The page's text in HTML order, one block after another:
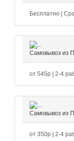
Бесплатно |
Самовывоз из
от 545р | 2-4
Самовывоз из
от 350р | 2-4